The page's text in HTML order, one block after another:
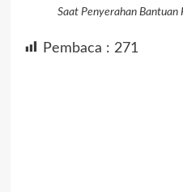
Saat Penyerahan Bantuan
Pembaca : 271